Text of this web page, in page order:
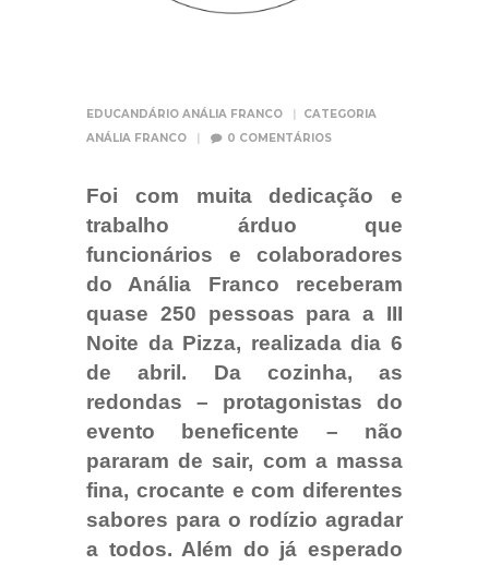
EDUCANDÁRIO ANÁLIA FRANCO
CATEGORIA
ANÁLIA FRANCO
0 COMENTÁRIOS
Foi com muita dedicação e
trabalho árduo que
funcionários e colaboradores
do Anália Franco receberam
quase 250 pessoas para a III
Noite da Pizza, realizada dia 6
de abril. Da cozinha, as
redondas – protagonistas do
evento beneficente – não
pararam de sair, com a massa
fina, crocante e com diferentes
sabores para o rodízio agradar
a todos. Além do já esperado